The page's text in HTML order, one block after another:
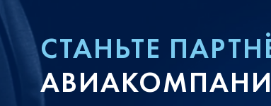
СТАНЬТЕ
АВИАКОМПАНИИ